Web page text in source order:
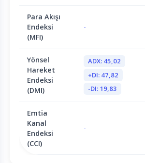
Para Akışı
Endeksi
(MFI)
-
Yönsel
Hareket
Endeksi
(DMI)
ADX: 45,02
+DI: 47,82
-DI: 19,83
Emtia
Kanal
Endeksi
(CCI)
-